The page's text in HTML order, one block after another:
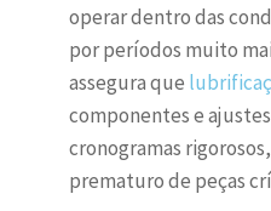
operar dentro das
por períodos muito
assegura que
componentes e
cronogramas
prematuro de peças